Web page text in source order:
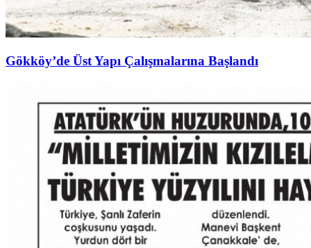
Gökköy’de Üst Yapı Çalışmalarına Başlandı